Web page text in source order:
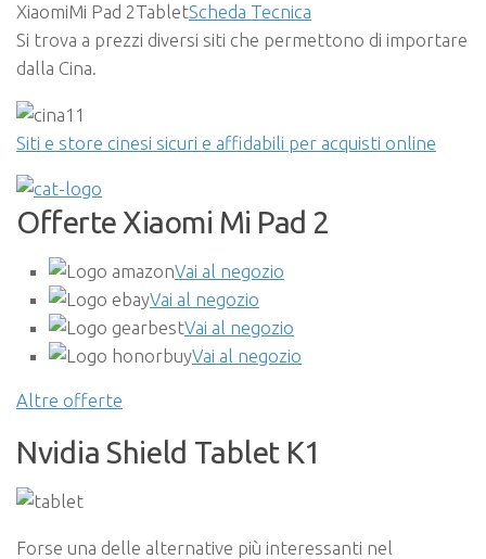
XiaomiMi Pad 2TabletScheda Tecnica
Si trova a prezzi diversi siti che permettono di importare
dalla Cina.
Siti e store cinesi sicuri e affidabili per acquisti online
Offerte Xiaomi Mi Pad 2
Vai al negozio
Vai al negozio
Vai al negozio
Vai al negozio
Altre offerte
Nvidia Shield Tablet K1
Forse una delle alternative più interessanti nel